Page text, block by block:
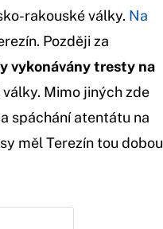
rakouské války. Na
Později za
vykonávány tresty na
Mimo jiných zde
spáchání atentátu na
měl Terezín tou dobou